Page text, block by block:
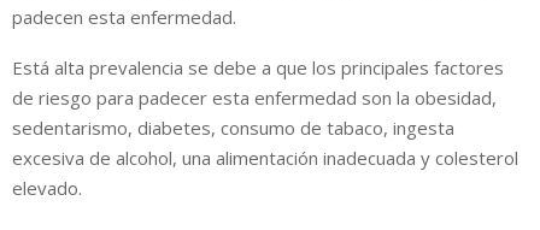
padecen esta enfermedad.
Está alta prevalencia se debe a que los principales factores
de riesgo para padecer esta enfermedad son la obesidad,
sedentarismo, diabetes, consumo de tabaco, ingesta
excesiva de alcohol, una alimentación inadecuada y colesterol
elevado.